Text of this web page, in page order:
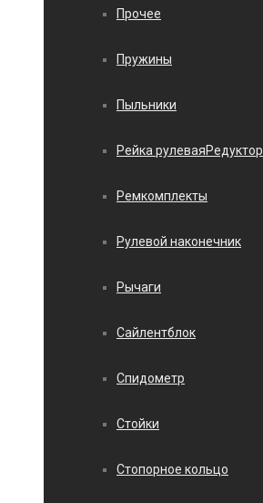
Прочее
Пружины
Пыльники
Рейка рулеваяРедуктор
Ремкомплекты
Рулевой наконечник
Рычаги
Сайлентблок
Спидометр
Стойки
Стопорное кольцо